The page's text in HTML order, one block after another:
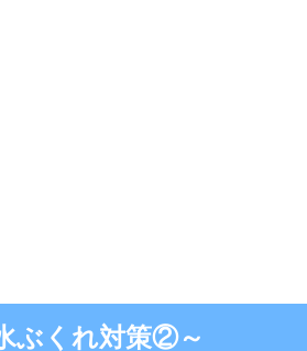
ぶくれ対策②～